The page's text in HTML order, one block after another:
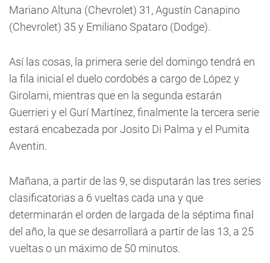
Mariano Altuna (Chevrolet) 31, Agustín Canapino
(Chevrolet) 35 y Emiliano Spataro (Dodge).
Así las cosas, la primera serie del domingo tendrá en
la fila inicial el duelo cordobés a cargo de López y
Girolami, mientras que en la segunda estarán
Guerrieri y el Gurí Martínez, finalmente la tercera serie
estará encabezada por Josito Di Palma y el Pumita
Aventin.
Mañana, a partir de las 9, se disputarán las tres series
clasificatorias a 6 vueltas cada una y que
determinarán el orden de largada de la séptima final
del año, la que se desarrollará a partir de las 13, a 25
vueltas o un máximo de 50 minutos.